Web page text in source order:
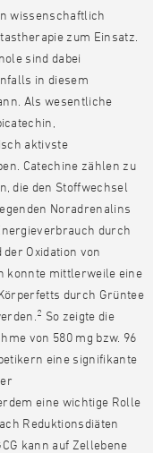
wissenschaftlich
zum Einsatz.
sind dabei
in diesem
Als wesentliche
aktivste
Catechine zählen zu
die den Stoffwechsel
Noradrenalins
durch
Oxidation von
konnte mittlerweile eine
durch Grüntee
2 So zeigte die
von 580 mg bzw. 96
eine signifikante
eine wichtige Rolle
Reduktionsdiäten
kann auf Zellebene